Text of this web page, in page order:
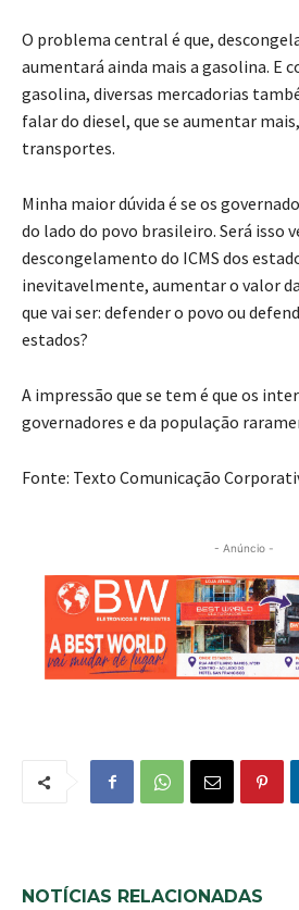
O problema central é que,
aumentará ainda mais a gasolina. E
gasolina, diversas mercadorias
falar do diesel, que se aumentar
transportes.
Minha maior dúvida é se os
do lado do povo brasileiro. Será isso
descongelamento do ICMS dos
inevitavelmente, aumentar o valor
que vai ser: defender o povo ou
estados?
A impressão que se tem é que os
governadores e da população
Fonte: Texto Comunicação
- Anúncio -
NOTÍCIAS RELACIONADAS